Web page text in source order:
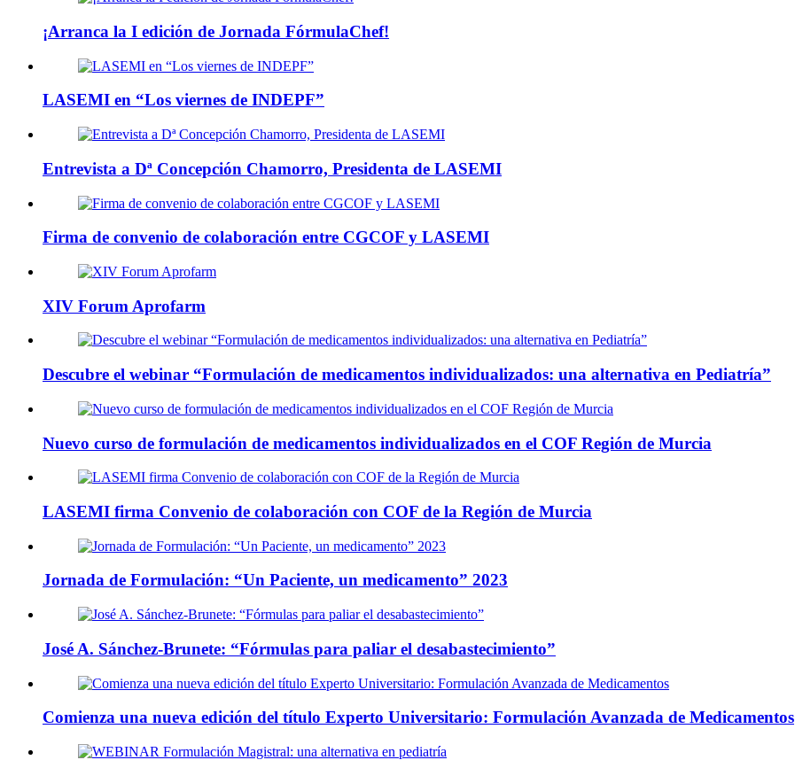
¡Arranca la I edición de Jornada FórmulaChef!
LASEMI en “Los viernes de INDEPF”
Entrevista a Dª Concepción Chamorro, Presidenta de LASEMI
Firma de convenio de colaboración entre CGCOF y LASEMI
XIV Forum Aprofarm
Descubre el webinar “Formulación de medicamentos individualizados: una alternativa en Pediatría”
Nuevo curso de formulación de medicamentos individualizados en el COF Región de Murcia
LASEMI firma Convenio de colaboración con COF de la Región de Murcia
Jornada de Formulación: “Un Paciente, un medicamento” 2023
José A. Sánchez-Brunete: “Fórmulas para paliar el desabastecimiento”
Comienza una nueva edición del título Experto Universitario: Formulación Avanzada de Medicamentos